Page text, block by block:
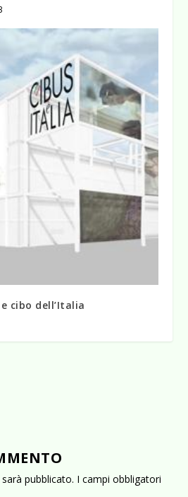
cibo dell’Italia
pubblicato. I campi obbligatori